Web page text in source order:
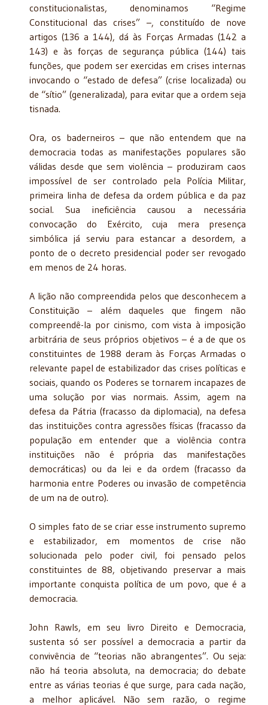
constitucionalistas, denominamos “Regime
Constitucional das crises” –, constituído de nove
artigos (136 a 144), dá às Forças Armadas (142 a
143) e às forças de segurança pública (144) tais
funções, que podem ser exercidas em crises internas
invocando o “estado de defesa” (crise localizada) ou
de “sítio” (generalizada), para evitar que a ordem seja
tisnada.
Ora, os baderneiros – que não entendem que na
democracia todas as manifestações populares são
válidas desde que sem violência – produziram caos
impossível de ser controlado pela Polícia Militar,
primeira linha de defesa da ordem pública e da paz
social. Sua ineficiência causou a necessária
convocação do Exército, cuja mera presença
simbólica já serviu para estancar a desordem, a
ponto de o decreto presidencial poder ser revogado
em menos de 24 horas.
A lição não compreendida pelos que desconhecem a
Constituição – além daqueles que fingem não
compreendê-la por cinismo, com vista à imposição
arbitrária de seus próprios objetivos – é a de que os
constituintes de 1988 deram às Forças Armadas o
relevante papel de estabilizador das crises políticas e
sociais, quando os Poderes se tornarem incapazes de
uma solução por vias normais. Assim, agem na
defesa da Pátria (fracasso da diplomacia), na defesa
das instituições contra agressões físicas (fracasso da
população em entender que a violência contra
instituições não é própria das manifestações
democráticas) ou da lei e da ordem (fracasso da
harmonia entre Poderes ou invasão de competência
de um na de outro).
O simples fato de se criar esse instrumento supremo
e estabilizador, em momentos de crise não
solucionada pelo poder civil, foi pensado pelos
constituintes de 88, objetivando preservar a mais
importante conquista política de um povo, que é a
democracia.
John Rawls, em seu livro Direito e Democracia,
sustenta só ser possível a democracia a partir da
convivência de “teorias não abrangentes”. Ou seja:
não há teoria absoluta, na democracia; do debate
entre as várias teorias é que surge, para cada nação,
a melhor aplicável. Não sem razão, o regime